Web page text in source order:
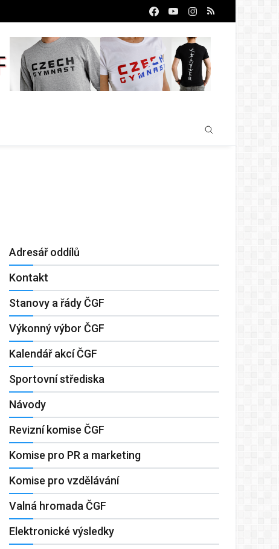
Adresář oddílů
Kontakt
Stanovy a řády ČGF
Výkonný výbor ČGF
Kalendář akcí ČGF
Sportovní střediska
Návody
Revizní komise ČGF
Komise pro PR a marketing
Komise pro vzdělávání
Valná hromada ČGF
Elektronické výsledky